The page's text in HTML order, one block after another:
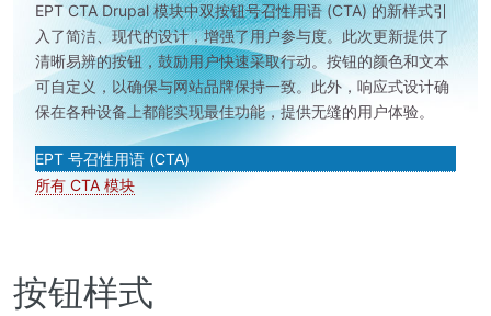
EPT CTA Drupal 模块中双按钮号召性用语 (CTA) 的新样式引
入了简洁、现代的设计，增强了用户参与度。此次更新提供了
清晰易辨的按钮，鼓励用户快速采取行动。按钮的颜色和文本
可自定义，以确保与网站品牌保持一致。此外，响应式设计确
保在各种设备上都能实现最佳功能，提供无缝的用户体验。
EPT 号召性用语 (CTA)
所有 CTA 模块
按钮样式